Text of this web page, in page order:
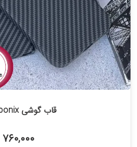
قاب گوشی carbonix کد-۱۲۲۹۱۱
۷۶۰,۰۰۰ تومان